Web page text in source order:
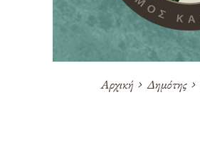
Αρχική Δημότης